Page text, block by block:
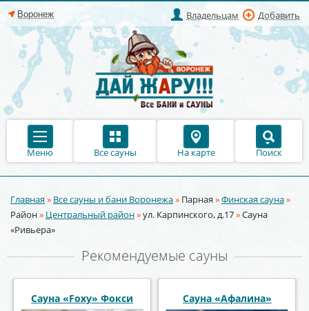
Владельцам Добавить
Меню Все сауны На карте Поиск
Вы здесь
Главная» Все сауны и бани Воронежа» Парная»Финская сауна»
Район» Центральный район»ул. Карпинского, д.17»Сауна
«Ривьера»
Рекомендуемые сауны
Сауна «У Петровича» Сауна «Пещера»